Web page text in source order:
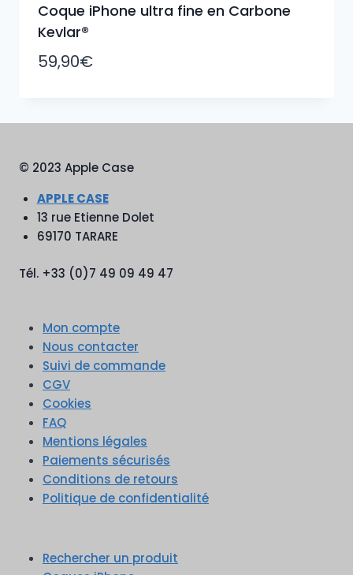
Coque iPhone ultra fine en Carbone
Kevlar®
59,90€
© 2023 Apple Case
APPLE CASE
13 rue Etienne Dolet
69170 TARARE
Tél. +33 (0)7 49 09 49 47
Mon compte
Nous contacter
Suivi de commande
CGV
Cookies
FAQ
Mentions légales
Paiements sécurisés
Conditions de retours
Politique de confidentialité
Rechercher un produit